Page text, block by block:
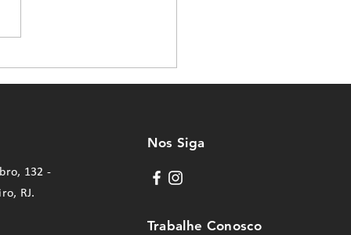
132 -
RJ.
Nos Siga
Trabalhe Conosco